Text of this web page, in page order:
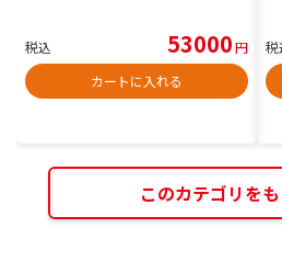
税込 53000円
カートに入れる
税
このカテゴリを